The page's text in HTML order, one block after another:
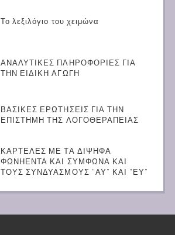
Το λεξιλόγιο του χειμώνα
ΑΝΑΛΥΤΙΚΕΣ ΠΛΗΡΟΦΟΡΙΕΣ ΓΙΑ
ΤΗΝ ΕΙΔΙΚΗ ΑΓΩΓΗ
ΒΑΣΙΚΕΣ ΕΡΩΤΗΣΕΙΣ ΓΙΑ ΤΗΝ
ΕΠΙΣΤΗΜΗ ΤΗΣ ΛΟΓΟΘΕΡΑΠΕΙΑΣ
ΚΑΡΤΕΛΕΣ ΜΕ ΤΑ ΔΙΨΗΦΑ
ΦΩΝΗΕΝΤΑ ΚΑΙ ΣΥΜΦΩΝΑ ΚΑΙ
ΤΟΥΣ ΣΥΝΔΥΑΣΜΟΥΣ “ΑΥ” ΚΑΙ “ΕΥ”